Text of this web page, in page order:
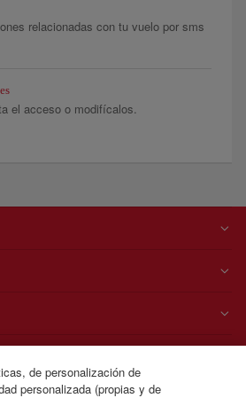
relacionadas con tu vuelo por sms
el acceso o modifícalos.
de personalización de
personalizada (propias y de